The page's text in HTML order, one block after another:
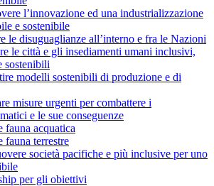
l’innovazione ed una industrializzazione
e sostenibile
le disuguaglianze all’interno e fra le Nazioni
le città e gli insediamenti umani inclusivi,
sostenibili
modelli sostenibili di produzione e di
misure urgenti per combattere i
e le sue conseguenze
fauna acquatica
fauna terrestre
società pacifiche e più inclusive per uno
per gli obiettivi